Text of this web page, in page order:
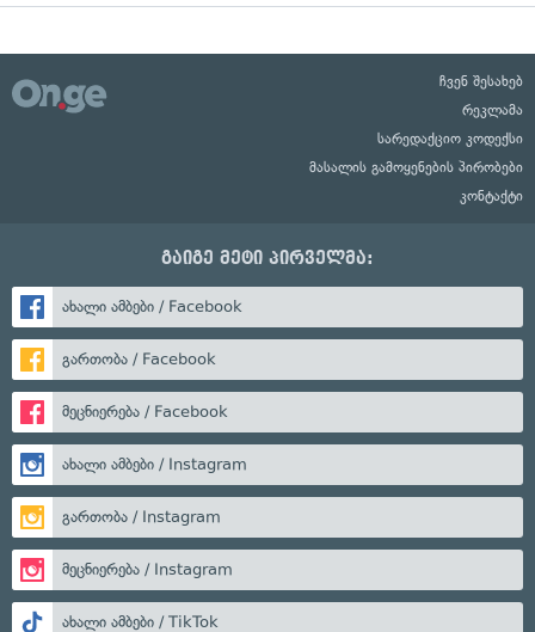
ჩვენ შესახებ
რეკლამა
სარედაქციო კოდექსი
მასალის გამოყენების პირობები
კონტაქტი
გაიგე მეტი პირველმა:
ახალი ამბები / Facebook
გართობა / Facebook
მეცნიერება / Facebook
ახალი ამბები / Instagram
გართობა / Instagram
მეცნიერება / Instagram
ახალი ამბები / TikTok